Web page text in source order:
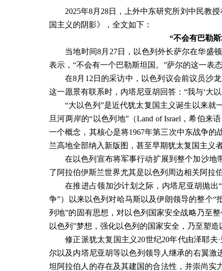
2025年8月 28日 ，上外中东研究所刘中民教授
国主义的阴影》，全文如下：
“不会有巴勒
当地时间8月 27日，以色列外长萨尔在华盛
表示，“不会有一个巴勒斯坦国。”萨尔的这一表
在8月 12 日的采访中，以色列议会前议员沙
这一愿景有联系时，内塔尼亚胡回答：“我与‘大
“大以色列”是近代犹太复国主义诞生以来
旦河两岸的“以色列地”（Land of Israel ，希伯来
一个概念，其核心是将1967年第三次中东战争的
兰高地全部纳入新版图，甚至早期犹太复国主义
在以色列宣布将军事行动扩展到整个加沙地
了阿拉伯伊斯兰世界尤其是以色列周边相关阿拉
在推进占领加沙计划之际，内塔尼亚胡抛
争”）以来以色列对哈马斯以及伊朗领导的整个
列地”的固有思想，对以色列国家安全战略乃至
以色列”梦想，强化以色列的国家安全，乃至塑造
修正派犹太复国主义 20世纪20年代由泽耶夫
尔以及内塔尼亚胡等以色列领导人继承的右翼激
坦阿拉伯人的存在及其建国的合法性，并崇尚